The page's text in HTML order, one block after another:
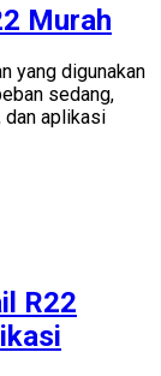
Murah
yang digunakan
sedang,
dan aplikasi
R22